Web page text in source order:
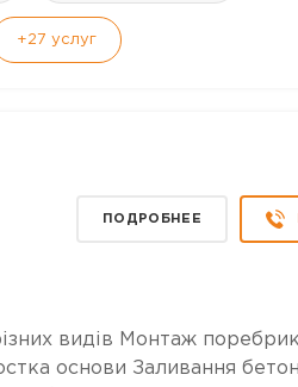
+27 услуг
ПОДРОБНЕЕ
видів Монтаж
основи Заливання